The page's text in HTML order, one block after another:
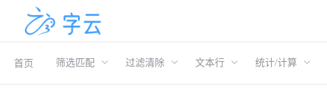
首页 筛选匹配 过滤清除 文本行 统计/计算